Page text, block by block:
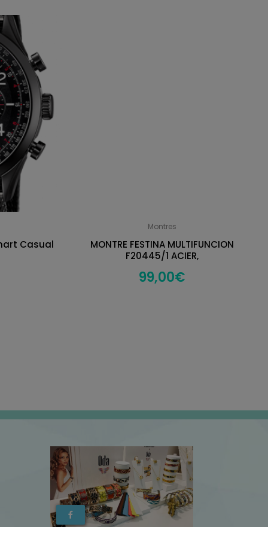
Casual
Montres
MONTRE FESTINA MULTIFUNCION
F20445/1 ACIER,
99,00€